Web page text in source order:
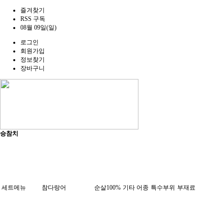
즐겨찾기
RSS 구독
08월 09일(일)
로그인
회원가입
정보찾기
장바구니
승참치
세트메뉴 참다랑어 순살100% 기타 어종 특수부위 부재료